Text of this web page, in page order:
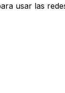
usar las